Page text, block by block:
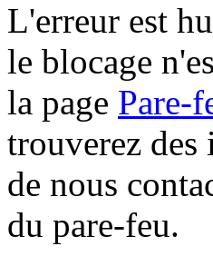
L'erreur est
le blocage
la page Pare-
trouverez
de nous
du pare-feu.